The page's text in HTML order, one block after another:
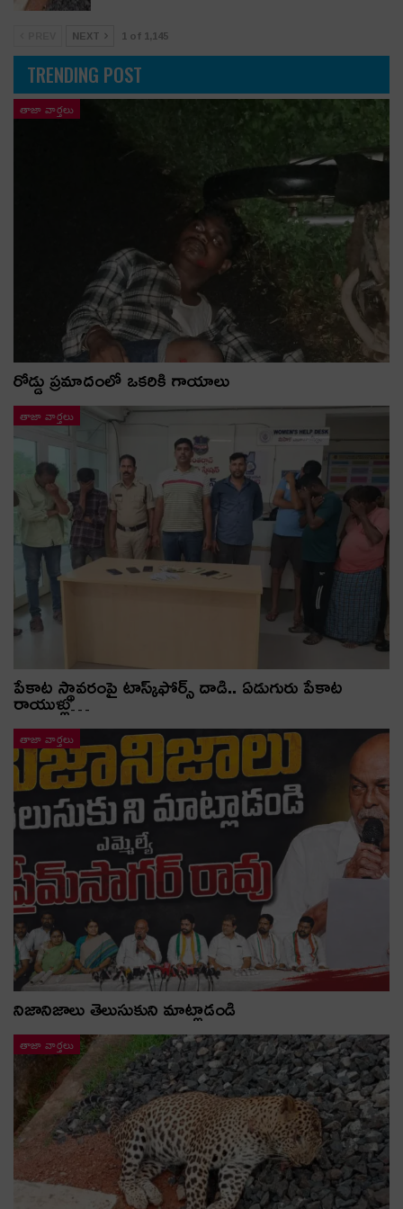
NEXT 1 of 1,145
TRENDING POST
తాజా వార్తలు
రోడ్డు ప్రమాదంలో ఒకరికి గాయాలు
తాజా వార్తలు
పేకాట స్థావరంపై టాస్క్‌ఫోర్స్ దాడి.. ఏడుగురు పేకాట
రాయుళ్లు…
తాజా వార్తలు
నిజానిజాలు తెలుసుకుని మాట్లాడండి
తాజా వార్తలు